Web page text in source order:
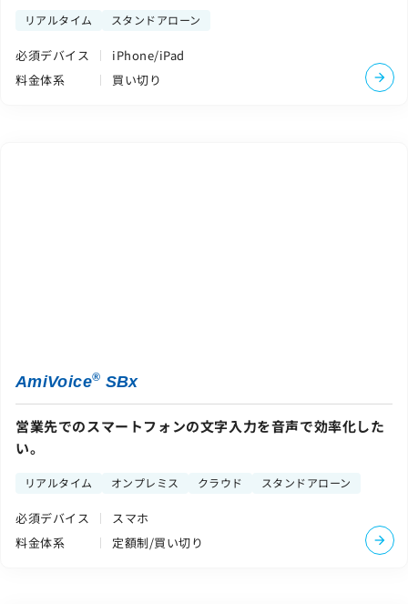
リアルタイム スタンドアローン
必須デバイス
iPhone/iPad
料金体系
買い切り
AmiVoice® SBx
営業先でのスマートフォンの文字入力を音声で効率化した
い。
リアルタイム オンプレミス クラウド スタンドアローン
必須デバイス
スマホ
料金体系
定額制/買い切り